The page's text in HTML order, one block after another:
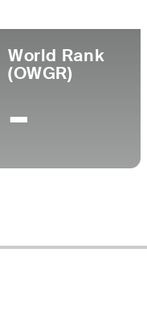
World Rank
(OWGR)
-